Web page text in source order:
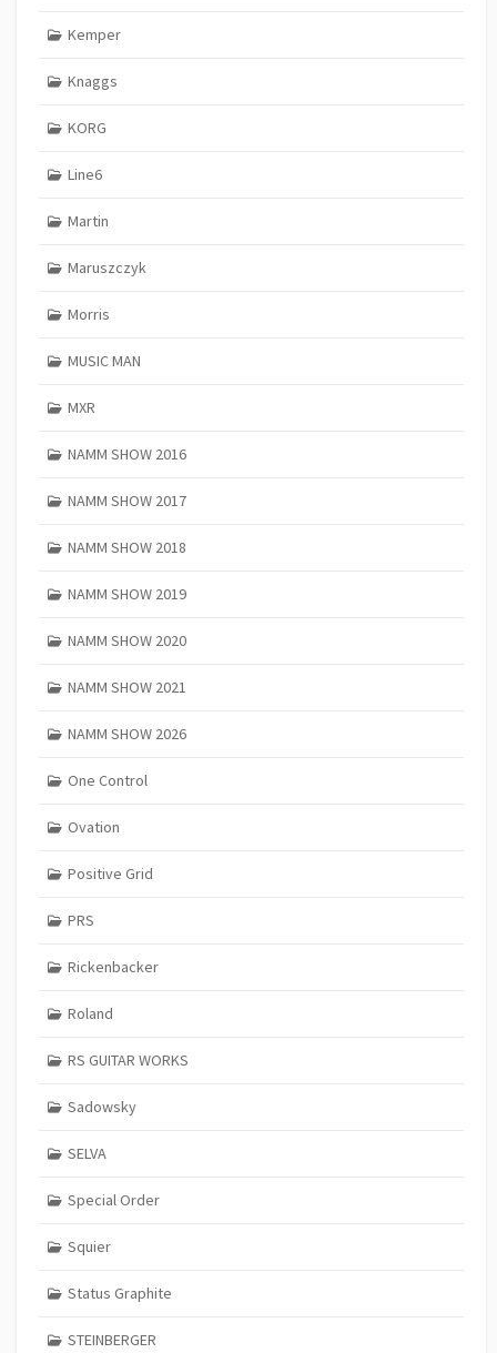
Kemper
Knaggs
KORG
Line6
Martin
Maruszczyk
Morris
MUSIC MAN
MXR
NAMM SHOW 2016
NAMM SHOW 2017
NAMM SHOW 2018
NAMM SHOW 2019
NAMM SHOW 2020
NAMM SHOW 2021
NAMM SHOW 2026
One Control
Ovation
Positive Grid
PRS
Rickenbacker
Roland
RS GUITAR WORKS
Sadowsky
SELVA
Special Order
Squier
Status Graphite
STEINBERGER